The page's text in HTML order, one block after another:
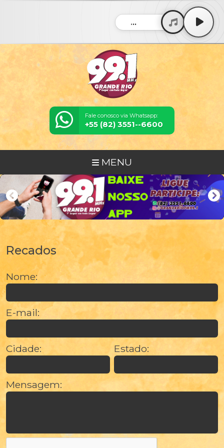
...
Fale conosco via Whatsapp:
+55 (82) 3551--6600
MENU
Recados
Nome:
E-mail:
Cidade: Estado:
Mensagem: